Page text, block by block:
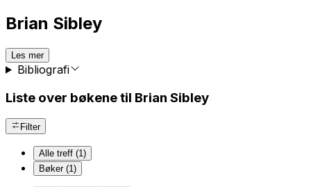
Brian Sibley
Les mer
Bibliografi
Liste over bøkene til Brian Sibley
Filter
Alle treff (1)
Bøker (1)